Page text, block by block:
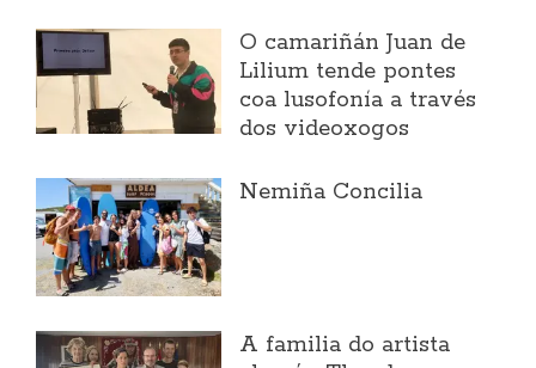
O camariñán Juan de
Lilium tende pontes
coa lusofonía a través
dos videoxogos
Nemiña Concilia
A familia do artista